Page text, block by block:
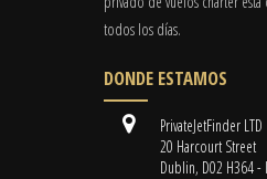
todos los días.
DONDE ESTAMOS
PrivateJetFinder LTD
20 Harcourt Street
Dublin, D02 H364 -